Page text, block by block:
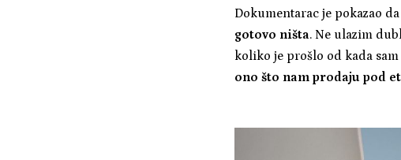
Dokumentarac je pokazao
gotovo ništa. Ne ulazim
koliko je prošlo od kada
ono što nam prodaju pod